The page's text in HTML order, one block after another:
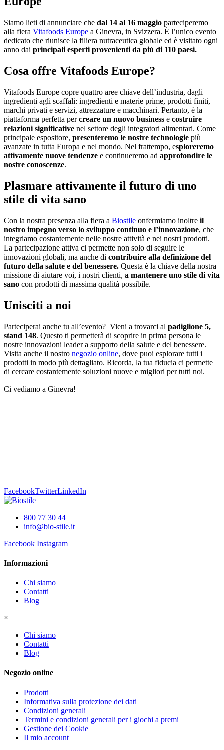
Siamo lieti di annunciare che dal 14 al 16 maggio parteciperemo
alla fiera Vitafoods Europe a Ginevra, in Svizzera. È l’unico evento
dedicato che riunisce la filiera nutraceutica globale ed è visitato ogni
anno dai principali esperti provenienti da più di 110 paesi.
Cosa offre Vitafoods Europe?
Vitafoods Europe copre quattro aree chiave dell’industria, dagli
ingredienti agli scaffali: ingredienti e materie prime, prodotti finiti,
marchi privati e servizi, attrezzature e macchinari. Pertanto, è la
piattaforma perfetta percreare un nuovo business e costruire
relazioni significative nel settore degli integratori alimentari. Come
principale espositore, presenteremo le nostre technologie più
avanzate in tutta Europa e nel mondo. Nel frattempo, esploreremo
attivamente nuove tendenze e continueremo ad approfondire le
nostre conoscenze.
Plasmare attivamente il futuro di uno
stile di vita sano
Con la nostra presenza alla fiera a Biostile onfermiamo inoltre il
nostro impegno verso lo sviluppo continuo e l’innovazione, che
integriamo costantemente nelle nostre attività e nei nostri prodotti.
La partecipazione attiva ci permette non solo di seguire le
innovazioni globali, ma anche di contribuire alla definizione del
futuro della salute e del benessere. Questa è la chiave della nostra
missione di aiutare voi, i nostri clienti, a mantenere uno stile di vita
sano con prodotti di massima qualità possibile.
Unisciti a noi
Parteciperai anche tu all’evento? Vieni a trovarci al padiglione 5,
stand 148. Questo ti permetterà di scoprire in prima persona le
nostre innovazioni leader a supporto della salute e del benessere.
Visita anche il nostro negozio online, dove puoi esplorare tutti i
prodotti in modo più dettagliato. Ricorda, la tua fiducia ci permette
di cercare costantemente soluzioni nuove e migliori per tutti noi.
Ci vediamo a Ginevra!
FacebookTwitterLinkedIn
800 77 30 44
info@bio-stile.it
Facebook Instagram
Informazioni
Chi siamo
Contatti
Blog
×
Chi siamo
Contatti
Blog
Negozio online
Prodotti
Informativa sulla protezione dei dati
Condizioni generali
Termini e condizioni generali per i giochi a premi
Gestione dei Cookie
Il mio account
Ricevi un buono da 5 €
Ottieni l'accesso esclusivo a offerte, novitá,
ISCRIVITI
Iscrivendoti alla newsletter, accettate i termini e le
prezzi promozionali. Il codice è valido per ordini
a 50 euro.